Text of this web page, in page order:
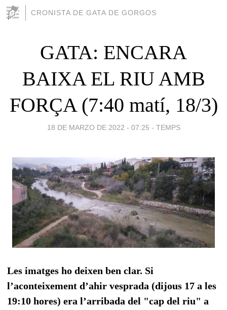
CRONISTA DE GATA DE GORGOS
GATA: ENCARA
BAIXA EL RIU AMB
FORÇA (7:40 matí, 18/3)
18 DE MARZO DE 2022 - 07:25 - TEMPS
Les imatges ho deixen ben clar. Si
l’aconteixement d’ahir vesprada (dijous 17 a les
19:10 hores) era l’arribada del "cap del riu" a